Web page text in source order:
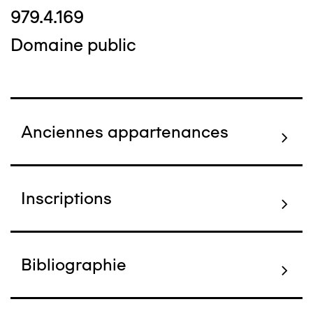
979.4.169
Domaine public
Anciennes appartenances
Inscriptions
Bibliographie